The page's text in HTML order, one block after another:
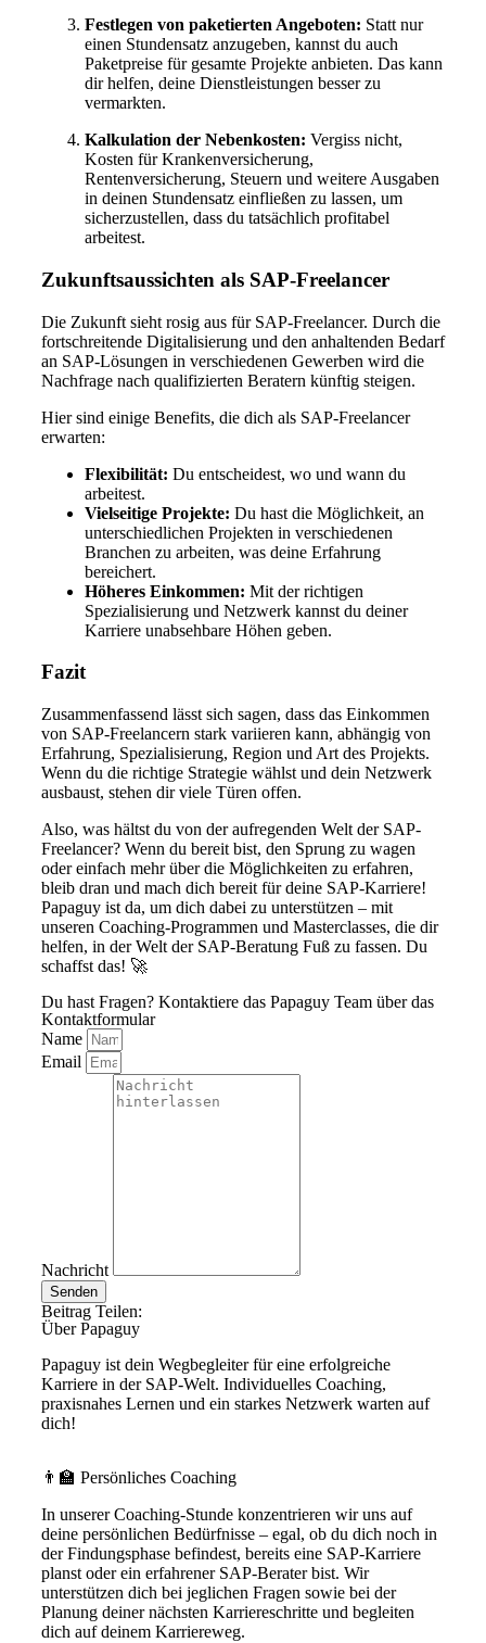
Festlegen von paketierten Angeboten: Statt nur
einen Stundensatz anzugeben, kannst du auch
Paketpreise für gesamte Projekte anbieten. Das kann
dir helfen, deine Dienstleistungen besser zu
vermarkten.
Kalkulation der Nebenkosten: Vergiss nicht,
Kosten für Krankenversicherung,
Rentenversicherung, Steuern und weitere Ausgaben
in deinen Stundensatz einfließen zu lassen, um
sicherzustellen, dass du tatsächlich profitabel
arbeitest.
Zukunftsaussichten als SAP-Freelancer
Die Zukunft sieht rosig aus für SAP-Freelancer. Durch die
fortschreitende Digitalisierung und den anhaltenden Bedarf
an SAP-Lösungen in verschiedenen Gewerben wird die
Nachfrage nach qualifizierten Beratern künftig steigen.
Hier sind einige Benefits, die dich als SAP-Freelancer
erwarten:
Flexibilität: Du entscheidest, wo und wann du
arbeitest.
Vielseitige Projekte: Du hast die Möglichkeit, an
unterschiedlichen Projekten in verschiedenen
Branchen zu arbeiten, was deine Erfahrung
bereichert.
Höheres Einkommen: Mit der richtigen
Spezialisierung und Netzwerk kannst du deiner
Karriere unabsehbare Höhen geben.
Fazit
Zusammenfassend lässt sich sagen, dass das Einkommen
von SAP-Freelancern stark variieren kann, abhängig von
Erfahrung, Spezialisierung, Region und Art des Projekts.
Wenn du die richtige Strategie wählst und dein Netzwerk
ausbaust, stehen dir viele Türen offen.
Also, was hältst du von der aufregenden Welt der SAP-
Freelancer? Wenn du bereit bist, den Sprung zu wagen
oder einfach mehr über die Möglichkeiten zu erfahren,
bleib dran und mach dich bereit für deine SAP-Karriere!
Papaguy ist da, um dich dabei zu unterstützen – mit
unseren Coaching-Programmen und Masterclasses, die dir
helfen, in der Welt der SAP-Beratung Fuß zu fassen. Du
schaffst das! 🚀
Du hast Fragen? Kontaktiere das Papaguy Team über das
Kontaktformular
Name
Email
Nachricht
Senden
Beitrag Teilen:
Über Papaguy
Papaguy ist dein Wegbegleiter für eine erfolgreiche
Karriere in der SAP-Welt. Individuelles Coaching,
praxisnahes Lernen und ein starkes Netzwerk warten auf
dich!
👨‍🏫 Persönliches Coaching
In unserer Coaching-Stunde konzentrieren wir uns auf
deine persönlichen Bedürfnisse – egal, ob du dich noch in
der Findungsphase befindest, bereits eine SAP-Karriere
planst oder ein erfahrener SAP-Berater bist. Wir
unterstützen dich bei jeglichen Fragen sowie bei der
Planung deiner nächsten Karriereschritte und begleiten
dich auf deinem Karriereweg.